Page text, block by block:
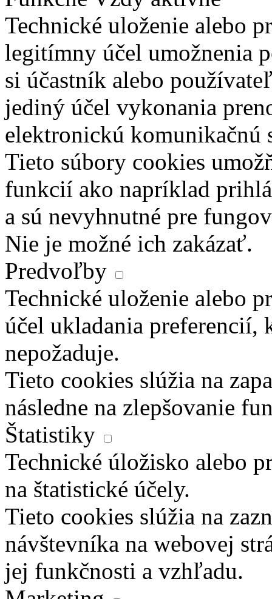
Technické uloženie alebo
legitímny účel umožnenia
si účastník alebo
jediný účel vykonania
elektronickú komunikačnú
Tieto súbory cookies
funkcií ako napríklad
a sú nevyhnutné pre
Nie je možné ich zakázať.
Predvoľby
Technické uloženie alebo
účel ukladania preferencií,
nepožaduje.
Tieto cookies slúžia na
následne na zlepšovanie
Štatistiky
Technické úložisko alebo
na štatistické účely.
Tieto cookies slúžia na
návštevníka na webovej
jej funkčnosti a vzhľadu.